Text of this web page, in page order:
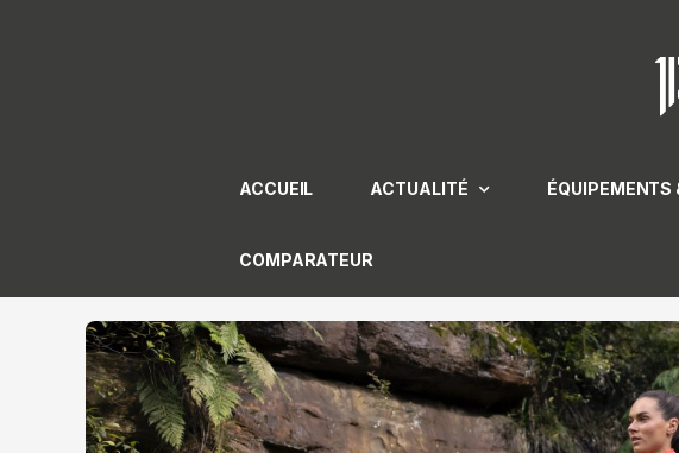
ACCUEIL ACTUALITÉ ÉQUIPEMENTS
COMPARATEUR